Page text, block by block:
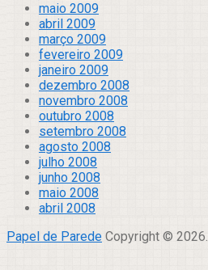
maio 2009
abril 2009
março 2009
fevereiro 2009
janeiro 2009
dezembro 2008
novembro 2008
outubro 2008
setembro 2008
agosto 2008
julho 2008
junho 2008
maio 2008
abril 2008
Papel de Parede Copyright © 2026.